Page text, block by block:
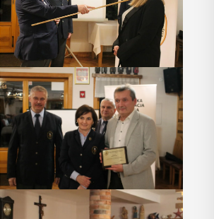
„Oddaj krew-
Uratuj życie”
W niedzielę 14 czerwca na plaży
trawiastej na myślenickim Zarabiu
odbędzie się druga edycja
"Oddaj krew-Uratuj życie"
krwiodawstwa ze zlotem
pożarniczych. Organizatorami ...
POKAŻ SZCZEGÓŁY